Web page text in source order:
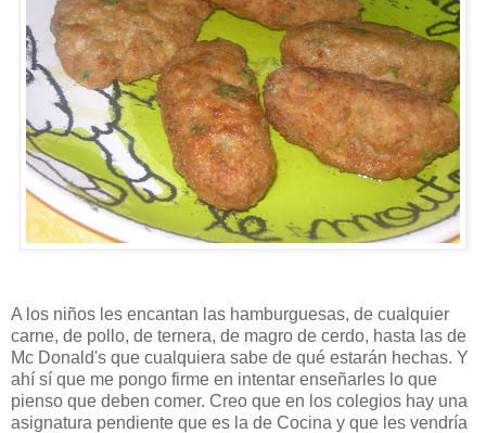
A los niños les encantan las hamburguesas, de cualquier
carne, de pollo, de ternera, de magro de cerdo, hasta las de
Mc Donald's que cualquiera sabe de qué estarán hechas. Y
ahí sí que me pongo firme en intentar enseñarles lo que
pienso que deben comer. Creo que en los colegios hay una
asignatura pendiente que es la de Cocina y que les vendría